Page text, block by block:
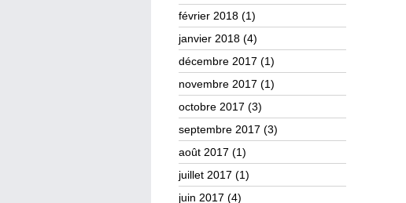
février 2018 (1)
janvier 2018 (4)
décembre 2017 (1)
novembre 2017 (1)
octobre 2017 (3)
septembre 2017 (3)
août 2017 (1)
juillet 2017 (1)
juin 2017 (4)